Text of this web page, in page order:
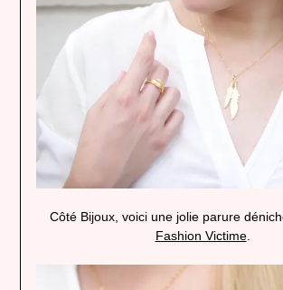
Côté Bijoux, voici une jolie parure
Fashion Victime.